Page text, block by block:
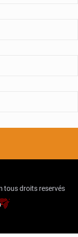
tous droits reservés